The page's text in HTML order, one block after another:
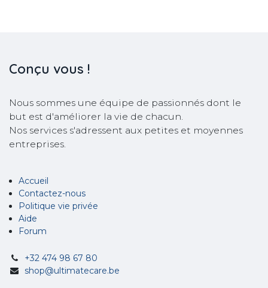
Conçu vous !
Nous sommes une équipe de passionnés dont le
but est d'améliorer la vie de chacun.
Nos services s'adressent aux petites et moyennes
entreprises.
Accueil
Contactez-nous
Politique vie privée
Aide
Forum
+32 474 98 67 80
shop@ultimatecare.be